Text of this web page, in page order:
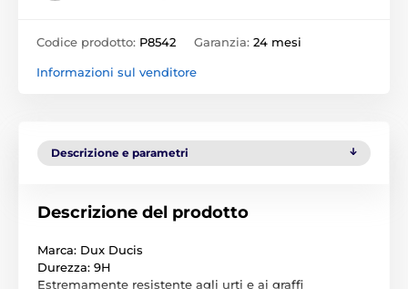
Codice prodotto: P8542 Garanzia: 24 mesi
Informazioni sul venditore
Descrizione e parametri
Descrizione del prodotto
Marca: Dux Ducis
Durezza: 9H
Estremamente resistente agli urti e ai graffi